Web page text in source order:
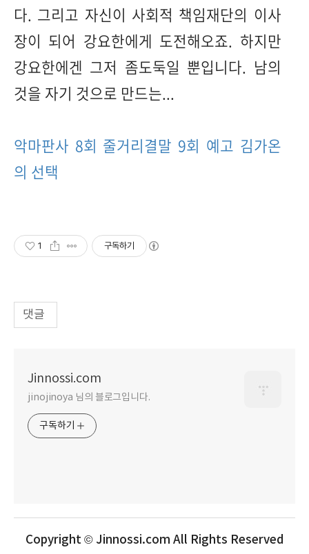
다. 그리고 자신이 사회적 책임재단의 이사
장이 되어 강요한에게 도전해오죠. 하지만
강요한에겐 그저 좀도둑일 뿐입니다. 남의
것을 자기 것으로 만드는...
악마판사 8회 줄거리결말 9회 예고 김가온
의 선택
1 구독하기
댓글
Jinnossi.com
jinojinoya 님의 블로그입니다.
구독하기
Copyright © Jinnossi.com All Rights Reserved